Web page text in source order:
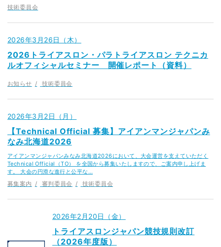
技術委員会
2026年3月26日（木）
2026トライアスロン・パラトライアスロン テクニカ
ルオフィシャルセミナー 開催レポート（資料）
お知らせ 技術委員会
2026年3月2日（月）
【Technical Official 募集】アイアンマンジャパンみ
なみ北海道2026
アイアンマンジャパンみなみ北海道2026において、大会運営を支えていただく
Technical Official（TO） を全国から募集いたしますので、ご案内申し上げま
す。 大会の円滑な進行と公平な…
募集案内 審判委員会 技術委員会
2026年2月20日（金）
トライアスロンジャパン競技規則改訂
（2026年度版）